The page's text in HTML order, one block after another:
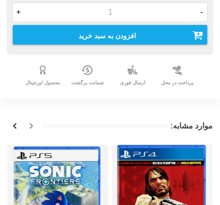
-
+
افزودن به سبد خرید
پرداخت در محل ارسال فوری ضمانت برگشت محصول اورجینال
موارد مشابه: